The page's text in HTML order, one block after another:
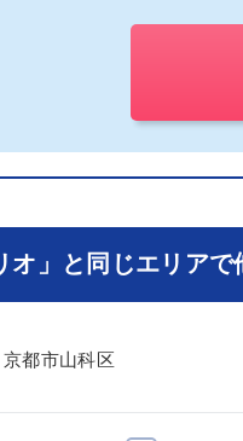
オ」と同じエリア
京都市山科区